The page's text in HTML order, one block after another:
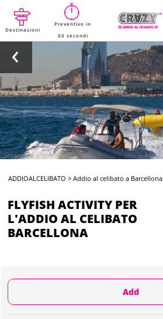
Destinazioni
Preventivo in
60 secondi
ADDIOALCELIBATO >Addio al celibato a Barcellona
FLYFISH ACTIVITY PER
L'ADDIO AL CELIBATO
BARCELLONA
Add